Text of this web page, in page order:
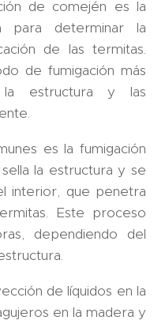
de comején es la
para determinar la
de las termitas.
de fumigación más
estructura y las
es la fumigación
la estructura y se
interior, que penetra
Este proceso
dependiendo del
de líquidos en la
en la madera y